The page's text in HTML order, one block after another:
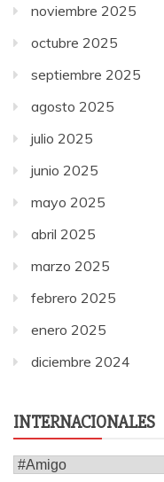
noviembre 2025
octubre 2025
septiembre 2025
agosto 2025
julio 2025
junio 2025
mayo 2025
abril 2025
marzo 2025
febrero 2025
enero 2025
diciembre 2024
INTERNACIONALES
Internacionales